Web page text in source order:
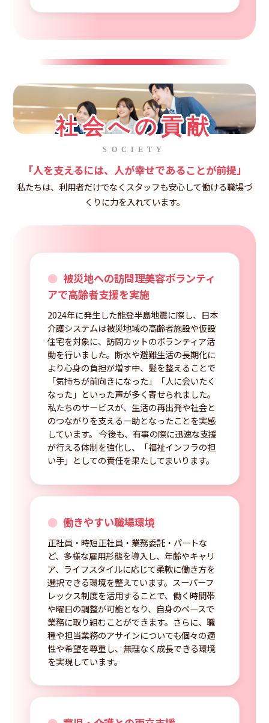
社会への貢献
SOCIETY
「人を支えるには、人が幸せであることが前提」
私たちは、利用者だけでなくスタッフも安心して働ける職場づ
くりに力を入れています。
被災地への訪問理美容ボランティ
アで高齢者支援を実施
2024年に発生した能登半島地震に際し、日本
介護システムは被災地域の高齢者施設や仮設
住宅を対象に、訪問カットのボランティア活
動を行いました。断水や避難生活の長期化に
より心身の負担が増す中、髪を整えることで
「気持ちが前向きになった」「人に会いたく
なった」といった声が多く寄せられました。
私たちのサービスが、生活の再出発や社会と
のつながりを支える一助となったことを実感
しています。 今後も、有事の際に迅速な支援
が行える体制を強化し、「福祉インフラの担
い手」としての責任を果たしてまいります。
働きやすい職場環境
正社員・時短正社員・業務委託・パートな
ど、多様な雇用形態を導入し、年齢やキャリ
ア、ライフスタイルに応じて柔軟に働き方を
選択できる環境を整えています。スーパーフ
レックス制度を活用することで、働く時間帯
や曜日の調整が可能となり、自身のペースで
業務に取り組むことができます。さらに、職
種や担当業務のアサインについても個々の適
性や希望を尊重し、無理なく成長できる環境
を実現しています。